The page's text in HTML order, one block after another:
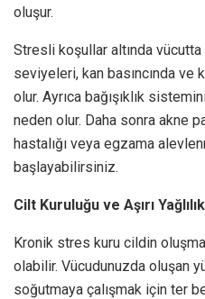
oluşur.
Stresli koşullar altında
seviyeleri, kan basıncında ve
olur. Ayrıca bağışıklık
neden olur. Daha sonra akne
hastalığı veya egzama
başlayabilirsiniz.
Cilt Kuruluğu ve Aşırı Yağlılık
Kronik stres kuru cildin
olabilir. Vücudunuzda oluşan
soğutmaya çalışmak için ter